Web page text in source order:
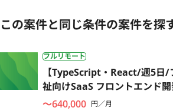
この案件と同じ条件の案件を探
フルリモート
【TypeScript・React/週5日/
祉向けSaaS フロントエンド
〜640,000 円／月